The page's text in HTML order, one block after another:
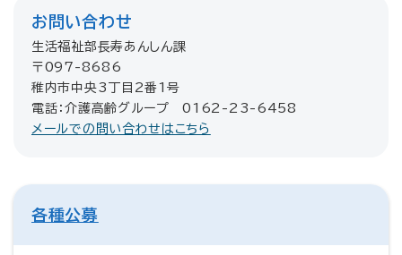
お問い合わせ
生活福祉部長寿あんしん課
〒097-8686
稚内市中央3丁目2番1号
電話：介護高齢グループ 0162-23-6458
メールでの問い合わせはこちら
各種公募